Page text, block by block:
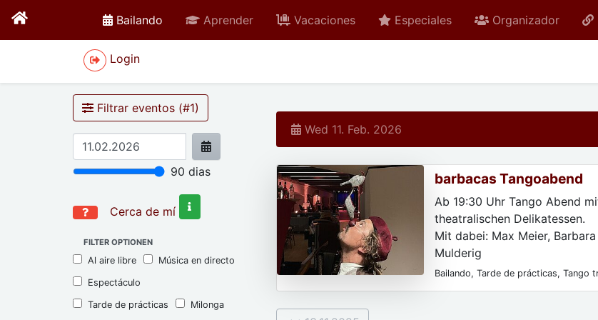
Bailando active Aprender Vacaciones Especiales Organizador
Login
Filtrar eventos (#1)
90 dias
Cerca de mí
FILTER OPTIONEN
Al aire libre Música en directo
Espectáculo
Tarde de prácticas Milonga
Wed 11. Feb. 2026
barbacas Tangoabend
Ab 19:30 Uhr Tango Abend
theatralischen Delikatessen.
Mit dabei: Max Meier,
Mulderig
Eintritt 12 Euro
Only Plattenmusik | DJ
Bailando, Tarde de prácticas, Tango